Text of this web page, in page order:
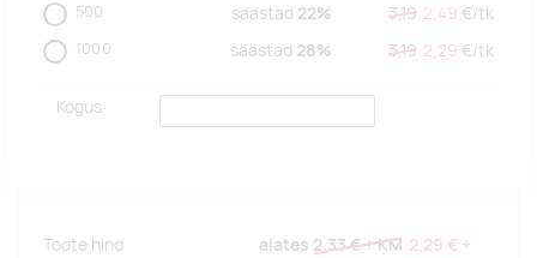
500 säästad 22% 3,19 2,49 €/tk
1000 säästad 28% 3,19 2,29 €/tk
Kogus
Toote hind alates 2,33 €+ KM 2,29 € +